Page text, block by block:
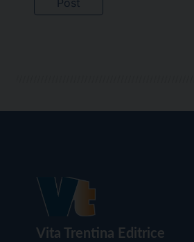
Vita Trentina Editrice